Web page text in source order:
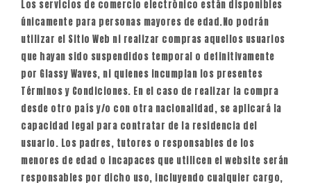
Los servicios de comercio electrónico están disponibles
únicamente para personas mayores de edad.No podrán
utilizar el Sitio Web ni realizar compras aquellos usuarios
que hayan sido suspendidos temporal o definitivamente
por Glassy Waves, ni quienes incumplan los presentes
Términos y Condiciones. En el caso de realizar la compra
desde otro país y/o con otra nacionalidad, se aplicará la
capacidad legal para contratar de la residencia del
usuario. Los padres, tutores o responsables de los
menores de edad o incapaces que utilicen el website serán
responsables por dicho uso, incluyendo cualquier cargo,